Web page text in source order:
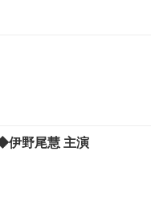
伊野尾慧 主演